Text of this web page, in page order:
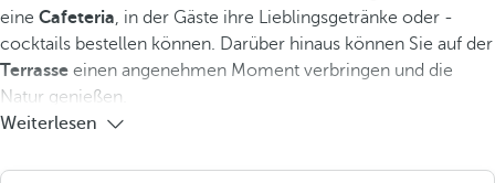
eine Cafeteria, in der Gäste ihre Lieblingsgetränke oder -
cocktails bestellen können. Darüber hinaus können Sie auf der
Terrasse einen angenehmen Moment verbringen und die
Natur genießen.
Weiterlesen